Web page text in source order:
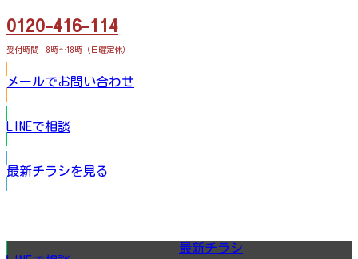
0120-416-114
受付時間 8時～18時（日曜定休）
メールでお問い合わせ
LINEで相談
最新チラシを見る
最新チラシ